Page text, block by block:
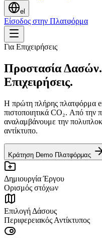
el
Είσοδος στην Πλατφόρμα
Για Επιχειρήσεις
Προστασία
Επιχειρήσεις.
Η πρώτη πλήρης πλατφόρμα
πιστοποιητικά CO₂. Από την
αναλαμβάνουμε την
αντίκτυπο.
Κράτηση Demo Πλατφόρμας
Δημιουργία Έργου
Ορισμός στόχων
Επιλογή Δάσους
Περιφερειακός Αντίκτυπος